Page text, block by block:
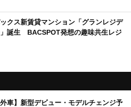
クス新賃貸マンション「グランレジデ
誕生 BACSPOT発想の趣味共生レジ
外車】新型デビュー・モデルチェンジ予